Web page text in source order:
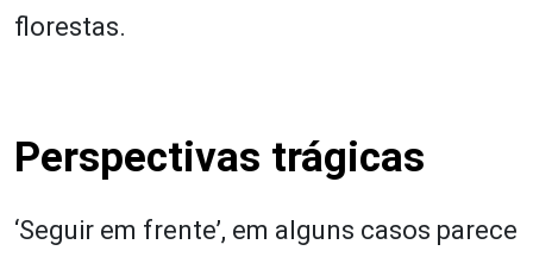
florestas.
Perspectivas trágicas
‘Seguir em frente’, em alguns casos parece